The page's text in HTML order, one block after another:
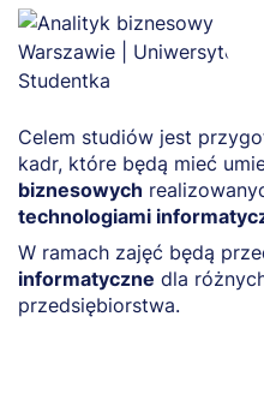
Celem studiów jest
kadr, które będą mieć
biznesowych
technologiami
W ramach zajęć będą
informatyczne dla
przedsiębiorstwa.